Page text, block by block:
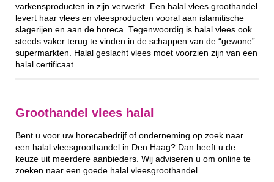
varkensproducten in zijn verwerkt. Een halal vlees groothandel
levert haar vlees en vleesproducten vooral aan islamitische
slagerijen en aan de horeca. Tegenwoordig is halal vlees ook
steeds vaker terug te vinden in de schappen van de “gewone”
supermarkten. Halal geslacht vlees moet voorzien zijn van een
halal certificaat.
Groothandel vlees halal
Bent u voor uw horecabedrijf of onderneming op zoek naar
een halal vleesgroothandel in Den Haag? Dan heeft u de
keuze uit meerdere aanbieders. Wij adviseren u om online te
zoeken naar een goede halal vleesgroothandel